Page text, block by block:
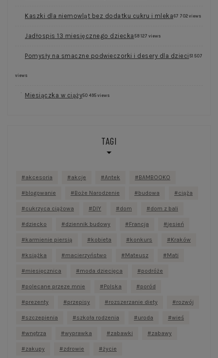
Kaszki dla niemowląt bez dodatku cukru i mleka 67 702 views
Jadłospis 13 miesięcznego dziecka 58 127 views
Pomysły na smaczne podwieczorki i desery dla dzieci 51 507
views
Miesiączka w ciąży50 495 views
TAGI
akcesoria akcje Antek BAMBOOKO
blogowanie Boże Narodzenie budowa ciąża
cukrzyca ciążowa DIY dom dom z bali
dziecko dziennik budowy Francja jesień
karmienie piersią kobieta konkurs Kraków
książka macierzyństwo Mateusz Mati
miesięcznica moda dziecięca podróże
polecane przeze mnie Polska poród
prezenty przepisy rozszerzanie diety rozwój
szczepienia szkoła rodzenia uroda wieś
wnętrza wyprawka zabawki zabawy
zakupy zdrowie życie